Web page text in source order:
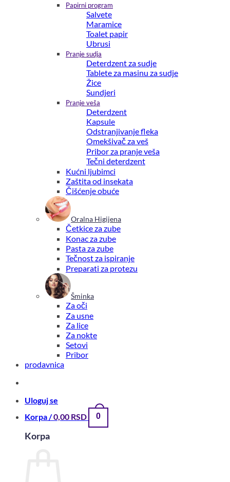
Papirni program
Salvete
Maramice
Toalet papir
Ubrusi
Pranje sudja
Deterdzent za sudje
Tablete za masinu za sudje
Žice
Sundjeri
Pranje veša
Deterdzent
Kapsule
Odstranjivanje fleka
Omekšivač za veš
Pribor za pranje veša
Tečni deterdzent
Kućni ljubimci
Zaštita od insekata
Čišćenje obuće
Oralna Higijena
Četkice za zube
Konac za zube
Pasta za zube
Tečnost za ispiranje
Preparati za protezu
Šminka
Za oči
Za usne
Za lice
Za nokte
Setovi
Pribor
prodavnica
Uloguj se
Korpa /0,00 RSD 0
Korpa